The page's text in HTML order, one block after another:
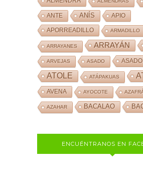
ANTE ANÍS APIO
APORREADILLO ARMADILLO
ARRAYANES ARRAYÁN
ARVEJAS ASADO
ATOLE ATÁPAKUAS
AVENA AYOCOTE
AZAHAR BACALAO
ENCUÉNTRANOS EN